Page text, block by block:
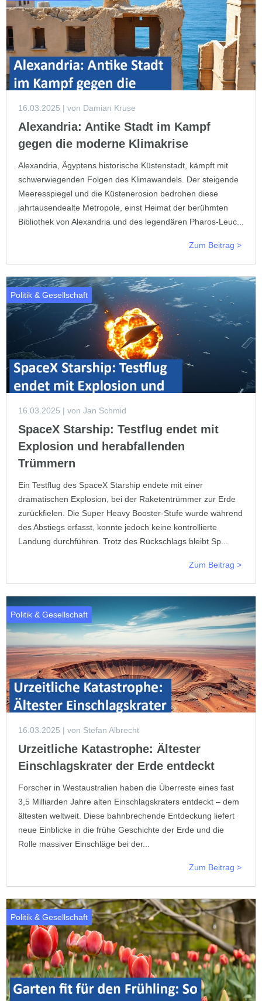
16.03.2025 | von Damian Kruse
Alexandria: Antike Stadt im Kampf
gegen die moderne Klimakrise
Alexandria, Ägyptens historische Küstenstadt, kämpft mit
schwerwiegenden Folgen des Klimawandels. Der steigende
Meeresspiegel und die Küstenerosion bedrohen diese
jahrtausendealte Metropole, einst Heimat der berühmten
Bibliothek von Alexandria und des legendären Pharos-Leuc...
Zum Beitrag >
Politik & Gesellschaft
16.03.2025 | von Jan Schmid
SpaceX Starship: Testflug endet mit
Explosion und herabfallenden
Trümmern
Ein Testflug des SpaceX Starship endete mit einer
dramatischen Explosion, bei der Raketentrümmer zur Erde
zurückfielen. Die Super Heavy Booster-Stufe wurde während
des Abstiegs erfasst, konnte jedoch keine kontrollierte
Landung durchführen. Trotz des Rückschlags bleibt Sp...
Zum Beitrag >
Politik & Gesellschaft
16.03.2025 | von Stefan Albrecht
Urzeitliche Katastrophe: Ältester
Einschlagskrater der Erde entdeckt
Forscher in Westaustralien haben die Überreste eines fast
3,5 Milliarden Jahre alten Einschlagskraters entdeckt – dem
ältesten weltweit. Diese bahnbrechende Entdeckung liefert
neue Einblicke in die frühe Geschichte der Erde und die
Rolle massiver Einschläge bei der...
Zum Beitrag >
Politik & Gesellschaft